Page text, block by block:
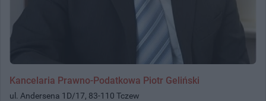
Kancelaria Prawno-Podatkowa Piotr Geliński
ul. Andersena 1D/17, 83-110 Tczew